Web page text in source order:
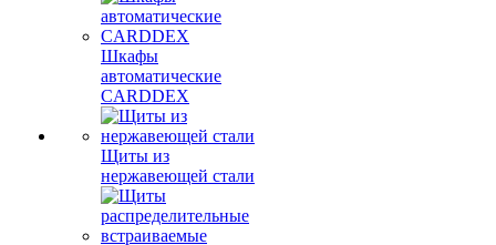
Шкафы
автоматические
CARDDEX
Щиты из
нержавеющей стали